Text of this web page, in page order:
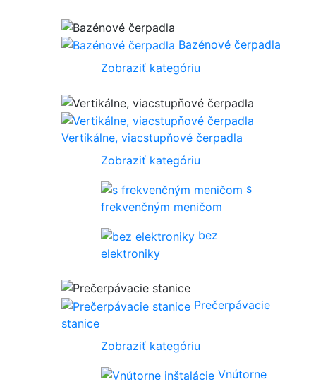
Bazénové čerpadla
Zobraziť kategóriu
Vertikálne, viacstupňové čerpadla
Zobraziť kategóriu
s
frekvenčným meničom
bez
elektroniky
Prečerpávacie
stanice
Zobraziť kategóriu
Vnútorne